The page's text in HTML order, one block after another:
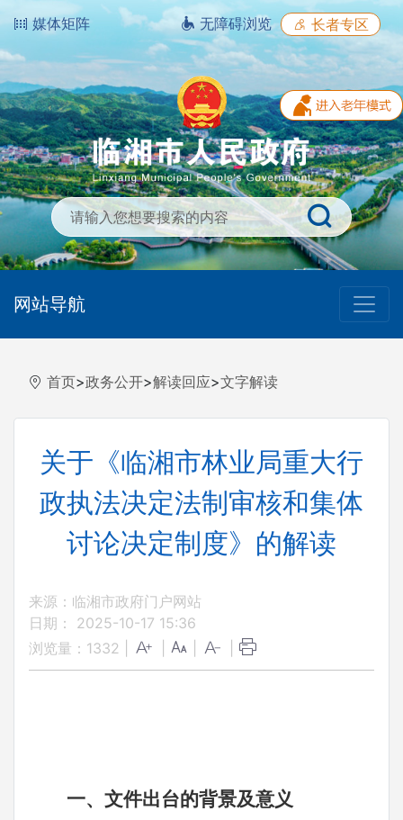
媒体矩阵 无障碍浏览 长者专区
网站导航
首页>政务公开>解读回应>文字解读
关于《临湘市林业局重大行
政执法决定法制审核和集体
讨论决定制度》的解读
来源：临湘市政府门户网站
日期： 2025-10-17 15:36
浏览量： 1332
一、 文件出台的背景及意义